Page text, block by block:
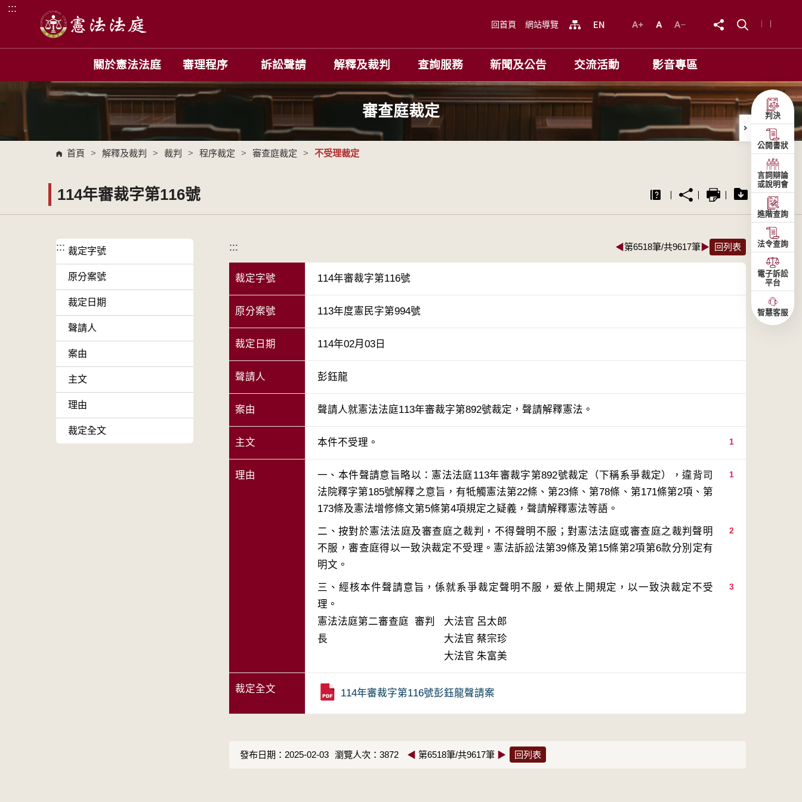
跳到主要內容區塊
:::
回首頁 網站導覽
關於憲法法庭 審理程序 訴訟聲請 解釋及裁判 查詢服務 新聞及公告 交流活動 影音專區
審查庭裁定
首頁 > 解釋及裁判 > 裁判 > 程序裁定 > 審查庭裁定 > 不受理裁定
114年審裁字第116號
::: 裁定字號
原分案號
裁定日期
聲請人
案由
主文
理由
裁定全文
::: ◀第6518筆/共9617筆▶ 回列表
裁定字號 114年審裁字第116號
原分案號 113年度憲民字第994號
裁定日期 114年02月03日
聲請人 彭鈺龍
案由 聲請人就憲法法庭113年審裁字第892號裁定，聲請解釋憲法。
主文 1
本件不受理。
理由 1
一、本件聲請意旨略以：憲法法庭113年審裁字第892號裁定（下稱系爭裁定），違背司
法院釋字第185號解釋之意旨，有牴觸憲法第22條、第23條、第78條、第171條第2項、第
2
二、按對於憲法法庭及審查庭之裁判，不得聲明不服；對憲法法庭或審查庭之裁判聲明
不服，審查庭得以一致決裁定不受理。憲法訴訟法第39條及第15條第2項第6款分別定有
3
三、經核本件聲請意旨，係就系爭裁定聲明不服，爰依上開規定，以一致決裁定不受
理。
憲法法庭第二審查庭 審判
長
大法官 呂太郎
大法官 蔡宗珍
大法官 朱富美
裁定全文 114年審裁字第116號彭鈺龍聲請案
發布日期：2025-02-03 瀏覽人次：3872 ◀ 第6518筆/共9617筆 ▶ 回列表
判決
公開書狀
言詞辯論
或說明會
進階查詢
法令查詢
電子訴訟
平台
智慧客服